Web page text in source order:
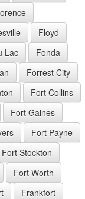
Floyd
Lac
Fonda
Forrest City
Fort Collins
Fort Gaines
Fort Payne
Fort Stockton
Fort Worth
Frankfort